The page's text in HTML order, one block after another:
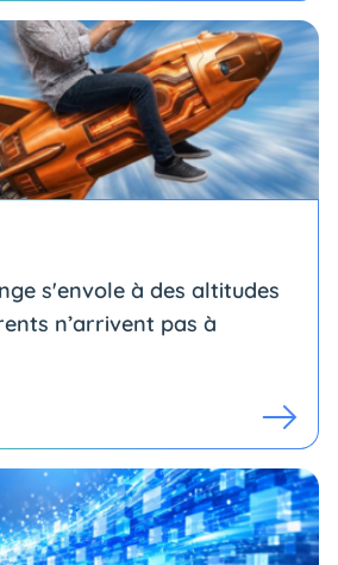
s'envole à des altitudes
n’arrivent pas à